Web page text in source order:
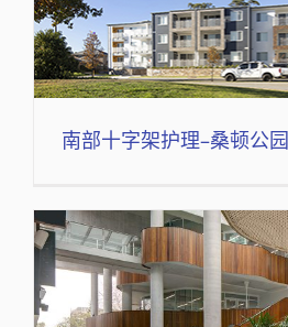
南部十字架护理–桑顿公园